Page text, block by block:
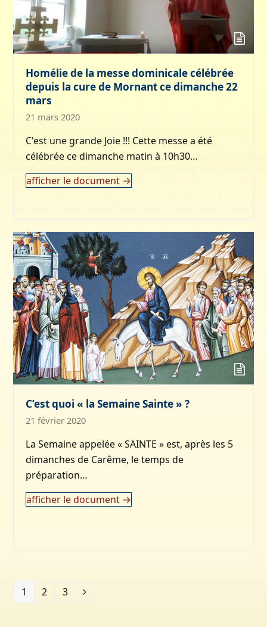
Homélie de la messe dominicale célébrée
depuis la cure de Mornant ce dimanche 22
mars
21 mars 2020
C'est une grande Joie !!! Cette messe a été
célébrée ce dimanche matin à 10h30…
afficher le document →
C’est quoi « la Semaine Sainte » ?
21 février 2020
La Semaine appelée « SAINTE » est, après les 5
dimanches de Carême, le temps de
préparation…
afficher le document →
Page
1 Page
2 Page
3 Suivant